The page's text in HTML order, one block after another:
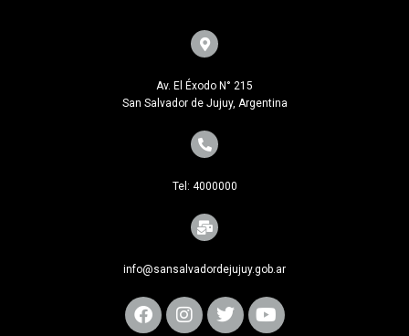
Av. El Éxodo N° 215
San Salvador de Jujuy, Argentina
Tel: 4000000
info@sansalvadordejujuy.gob.ar